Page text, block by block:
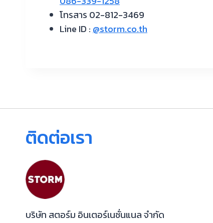
โทรสาร 02-812-3469
Line ID : @storm.co.th
ติดต่อเรา
บริษัท สตอร์ม อินเตอร์เนชั่นแนล จำกัด